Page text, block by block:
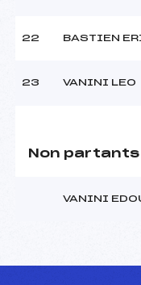
22 BASTIEN
23 VANINI LEO
Non partants
VANINI